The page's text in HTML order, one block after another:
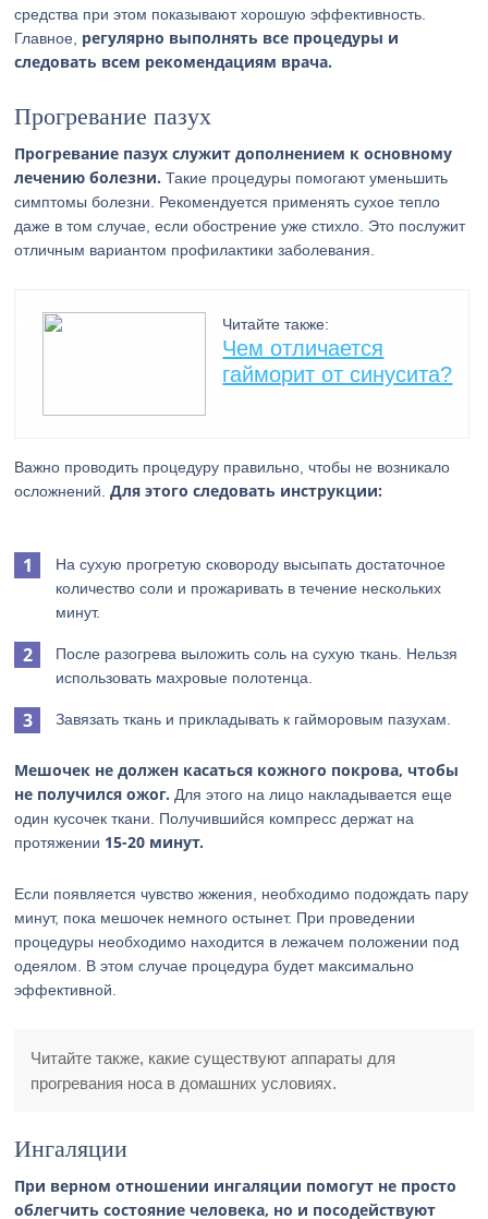
средства при этом показывают хорошую эффективность.
Главное, регулярно выполнять все процедуры и
следовать всем рекомендациям врача.
Прогревание пазух
Прогревание пазух служит дополнением к основному
лечению болезни. Такие процедуры помогают уменьшить
симптомы болезни. Рекомендуется применять сухое тепло
даже в том случае, если обострение уже стихло. Это послужит
отличным вариантом профилактики заболевания.
Читайте также:
Чем отличается
гайморит от синусита?
Важно проводить процедуру правильно, чтобы не возникало
осложнений.Для этого следовать инструкции:
На сухую прогретую сковороду высыпать достаточное
количество соли и прожаривать в течение нескольких
минут.
После разогрева выложить соль на сухую ткань. Нельзя
использовать махровые полотенца.
Завязать ткань и прикладывать к гайморовым пазухам.
Мешочек не должен касаться кожного покрова, чтобы
не получился ожог. Для этого на лицо накладывается еще
один кусочек ткани. Получившийся компресс держат на
протяжении 15-20 минут.
Если появляется чувство жжения, необходимо подождать пару
минут, пока мешочек немного остынет. При проведении
процедуры необходимо находится в лежачем положении под
одеялом. В этом случае процедура будет максимально
эффективной.
Читайте также, какие существуют аппараты для
прогревания носа в домашних условиях.
Ингаляции
При верном отношении ингаляции помогут не просто
облегчить состояние человека, но и посодействуют